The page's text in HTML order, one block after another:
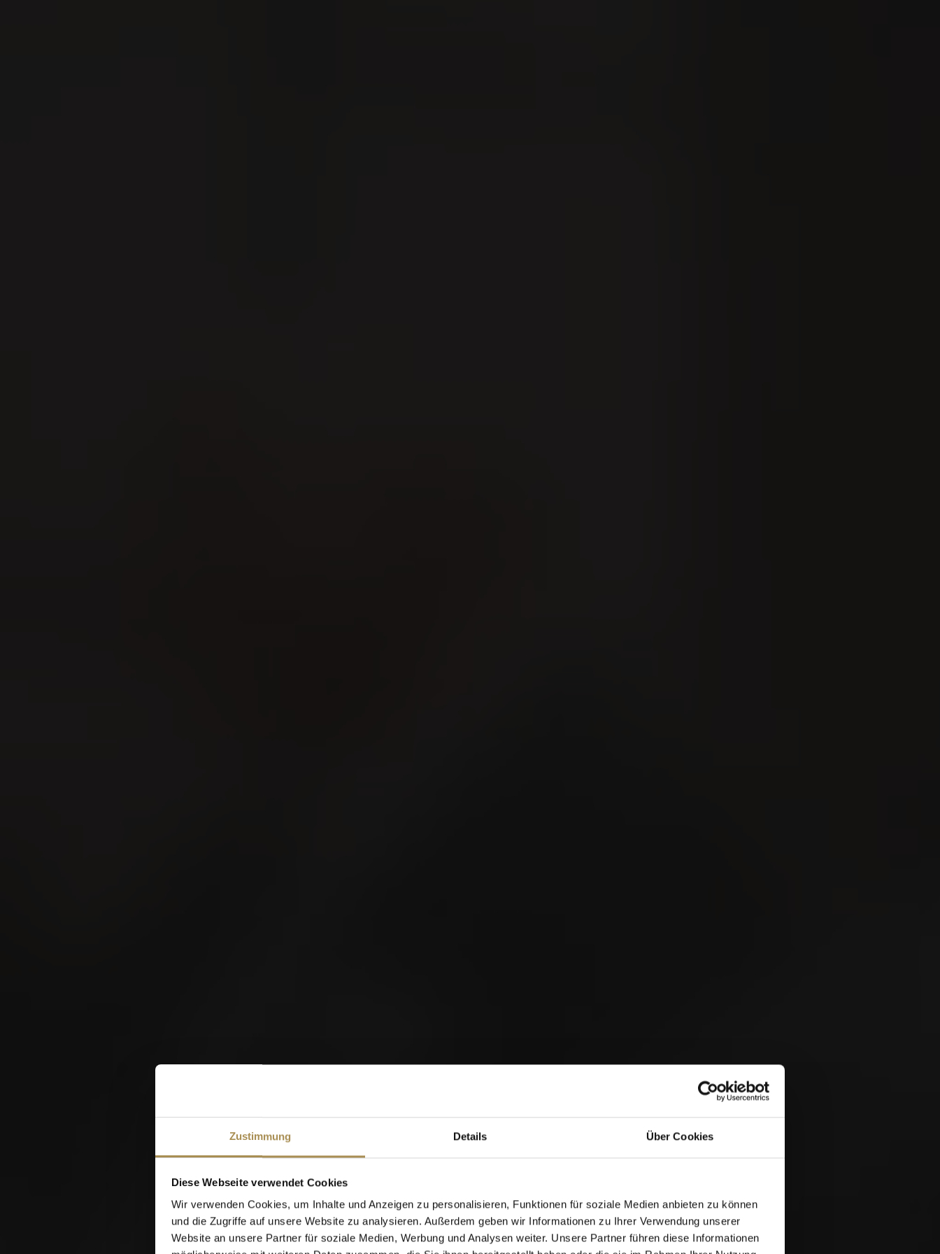
Zustimmung Details Über Cookies
Diese Webseite verwendet Cookies
Wir verwenden Cookies, um Inhalte und Anzeigen zu personalisieren, Funktionen für soziale Medien anbieten zu können
und die Zugriffe auf unsere Website zu analysieren. Außerdem geben wir Informationen zu Ihrer Verwendung unserer
Website an unsere Partner für soziale Medien, Werbung und Analysen weiter. Unsere Partner führen diese Informationen
World of Cigars &
Cigarillos
Wann wurden Sie geboren?